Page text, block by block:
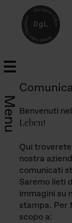
Menu Benvenuti
Leben!
Qui
nostra
comunicati
Saremo lieti
immagini su
stampa. Per
scopo a: